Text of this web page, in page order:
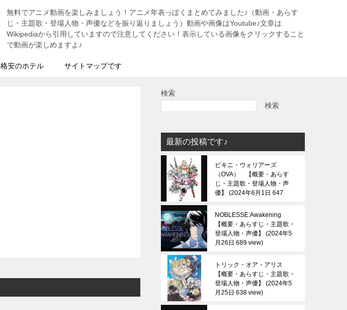
無料でアニメ動画を楽しみましょう！アニメ年表っぽくまとめてみました♪（動画・あらす
じ・主題歌・登場人物・声優などを振り返りましょう）動画や画像はYoutube♪文章は
Wikipediaから引用していますので注意してください！表示している画像をクリックすること
で動画が楽しめますよ♪
格安のホテル サイトマップです
検索
検索
最新の投稿です♪
ビキニ・ウォリアーズ
（OVA） 【概要・あらす
じ・主題歌・登場人物・声
優】
2024年6月1日 647
NOBLESSE:Awakening
【概要・あらすじ・主題歌・
登場人物・声優】
2024年5
月26日 689 view
トリック・オア・アリス
【概要・あらすじ・主題歌・
登場人物・声優】
2024年5
月25日 638 view